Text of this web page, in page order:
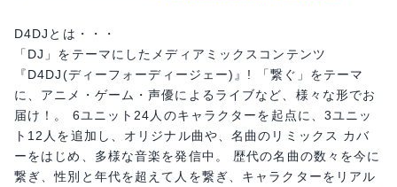
D4DJとは・・・
「DJ」をテーマにしたメディアミックスコンテンツ
『D4DJ(ディーフォーディージェー)』! 「繋ぐ」をテーマ
に、アニメ・ゲーム・声優によるライブなど、様々な形でお
届け！。 6ユニット24人のキャラクターを起点に、3ユニッ
ト12人を追加し、オリジナル曲や、名曲のリミックス カバ
ーをはじめ、多様な音楽を発信中。 歴代の名曲の数々を今に
繋ぎ、性別と年代を超えて人を繋ぎ、キャラクターをリアル